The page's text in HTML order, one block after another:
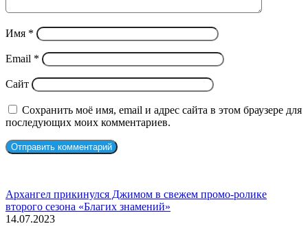
Имя *
Email *
Сайт
Сохранить моё имя, email и адрес сайта в этом браузере для
последующих моих комментариев.
Архангел прикинулся Джимом в свежем промо-ролике
второго сезона «Благих знамений»
14.07.2023